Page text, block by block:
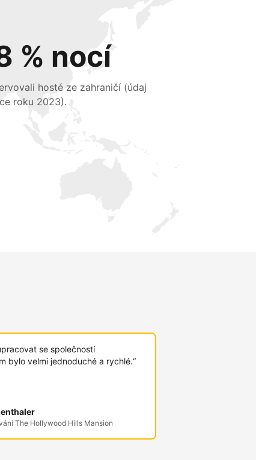
% nocí
hosté ze zahraničí (údaj
roku 2023).
se společností
bylo velmi jednoduché a rychlé.“
The Hollywood Hills Mansion